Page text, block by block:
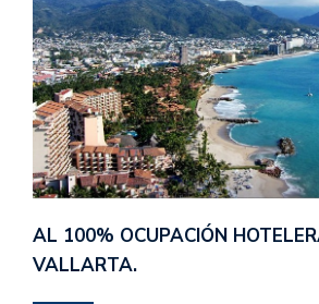
AL 100% OCUPACIÓN
VALLARTA.